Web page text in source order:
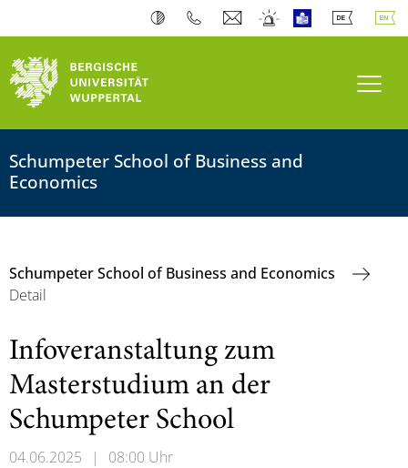
Schumpeter School of Business and
Economics
Schumpeter School of Business and Economics
Detail
Infoveranstaltung zum
Masterstudium an der
Schumpeter School
04.06.2025 | 08:00 Uhr